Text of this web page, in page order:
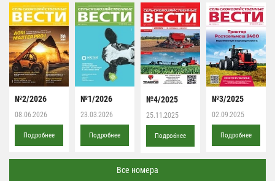
№2/2026
08.06.2026
Подробнее
№1/2026
23.03.2026
Подробнее
№4/2025
25.11.2025
Подробнее
№3/2025
02.09.2025
Подробнее
Все номера